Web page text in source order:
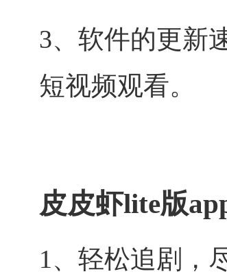
3、软件的更新
短视频观看。
皮皮虾lite版
1、轻松追剧，